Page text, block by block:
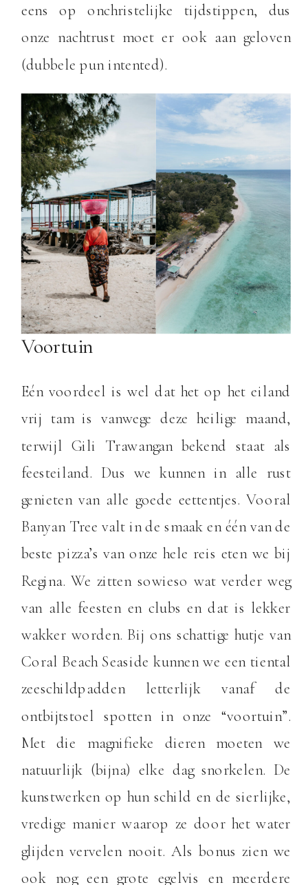
eens op onchristelijke tijdstippen, dus
onze nachtrust moet er ook aan geloven
(dubbele pun intented).
Voortuin
Eén voordeel is wel dat het op het eiland
vrij tam is vanwege deze heilige maand,
terwijl Gili Trawangan bekend staat als
feesteiland. Dus we kunnen in alle rust
genieten van alle goede eettentjes. Vooral
Banyan Tree valt in de smaak en één van de
beste pizza’s van onze hele reis eten we bij
Regina. We zitten sowieso wat verder weg
van alle feesten en clubs en dat is lekker
wakker worden. Bij ons schattige hutje van
Coral Beach Seaside kunnen we een tiental
zeeschildpadden letterlijk vanaf de
ontbijtstoel spotten in onze “voortuin”.
Met die magnifieke dieren moeten we
natuurlijk (bijna) elke dag snorkelen. De
kunstwerken op hun schild en de sierlijke,
vredige manier waarop ze door het water
glijden vervelen nooit. Als bonus zien we
ook nog een grote egelvis en meerdere